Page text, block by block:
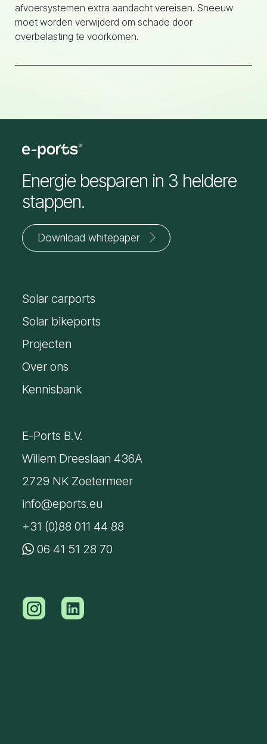
afvoersystemen extra aandacht vereisen. Sneeuw
moet worden verwijderd om schade door
overbelasting te voorkomen.
Energie besparen in 3 heldere
stappen.
Download whitepaper
*
E-
mailadres
Solar carports
Solar bikeports
Projecten
Over ons
Kennisbank
E-Ports B.V.
Willem Dreeslaan 436A
2729 NK Zoetermeer
info@eports.eu
+31 (0)88 011 44 88
06 41 51 28 70